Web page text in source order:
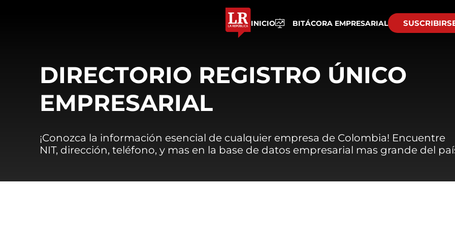
INICIO BITÁCORA EMPRESARIAL
DIRECTORIO REGISTRO ÚNICO
EMPRESARIAL
¡Conozca la información esencial de cualquier empresa de Colombia! Encuentre
NIT, dirección, teléfono, y mas en la base de datos empresarial mas grande del